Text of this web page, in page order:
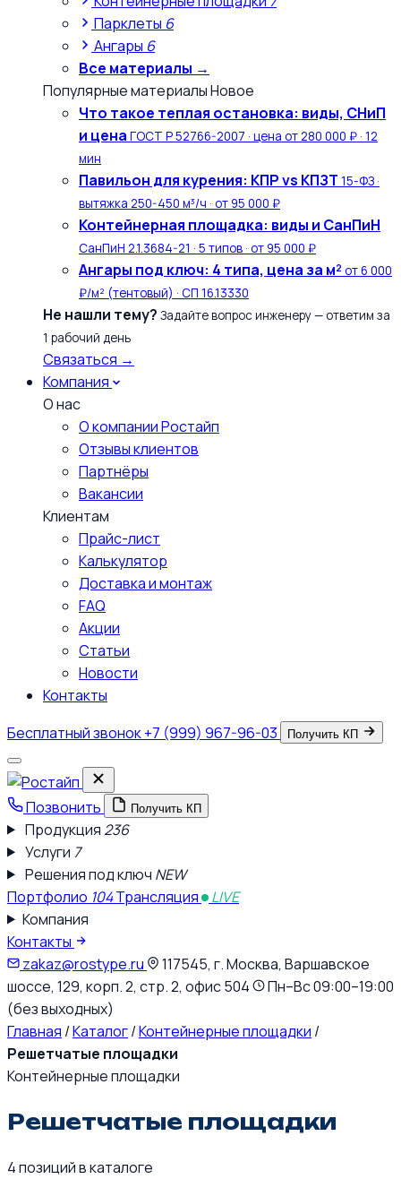
Парклеты 6
Ангары 6
Все материалы →
Популярные материалыНовое
Что такое теплая остановка: виды, СНиП
и цена ГОСТ Р 52766-2007 · цена от 280 000 ₽ · 12
мин
Павильон для курения: КПР vs КПЗТ 15-ФЗ ·
вытяжка 250-450 м³/ч · от 95 000 ₽
Контейнерная площадка: виды и СанПиН
СанПиН 2.1.3684-21 · 5 типов · от 95 000 ₽
Ангары под ключ: 4 типа, цена за м² от 6 000
₽/м² (тентовый) · СП 16.13330
Не нашли тему? Задайте вопрос инженеру — ответим за
1 рабочий день
Связаться →
Компания
О нас
О компании Ростайп
Отзывы клиентов
Партнёры
Вакансии
Клиентам
Прайс-лист
Калькулятор
Доставка и монтаж
FAQ
Акции
Статьи
Новости
Контакты
Бесплатный звонок+7 (999) 967-96-03 Получить КП
Позвонить Получить КП
Продукция 236
Услуги 7
Решения под ключ NEW
Портфолио 104Трансляция
LIVE
Компания
Контакты
zakaz@rostype.ru
117545, г. Москва, Варшавское
шоссе, 129, корп. 2, стр. 2, офис 504
Пн–Вс 09:00–19:00
(без выходных)
Главная /Каталог/Контейнерные площадки /
Решетчатые площадки
Контейнерные площадки
Решетчатые площадки
4позиций в каталоге